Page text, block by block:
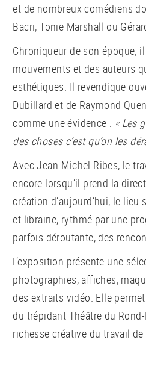
et de nombreux comédiens
Bacri, Tonie Marshall ou
Chroniqueur de son époque,
mouvements et des auteurs
esthétiques. Il revendique
Dubillard et de Raymond
comme une évidence : « Les
des choses c’est qu’on les
Avec Jean-Michel Ribes, le
encore lorsqu’il prend la
création d’aujourd’hui, le
et librairie, rythmé par une
parfois déroutante, des
L’exposition présente une
photographies, affiches,
des extraits vidéo. Elle
du trépidant Théâtre du
richesse créative du travail